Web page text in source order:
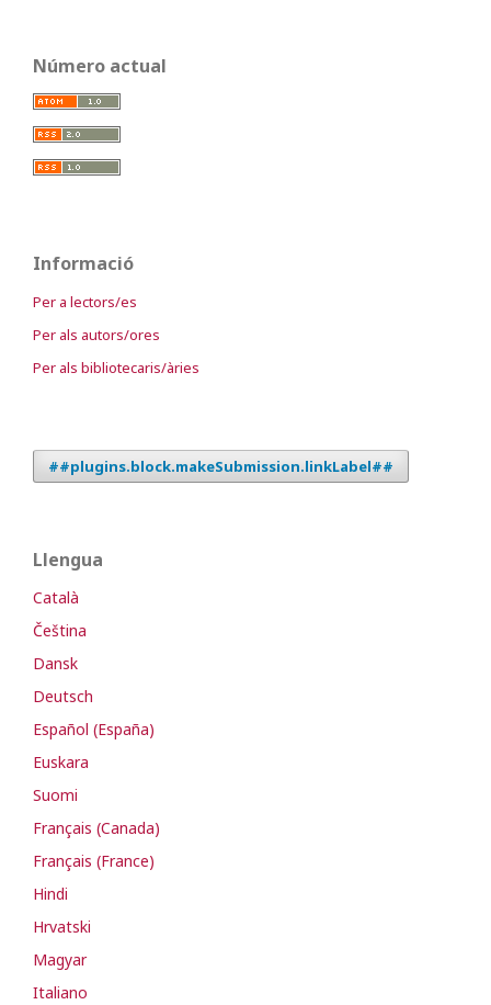
Número actual
Informació
Per a lectors/es
Per als autors/ores
Per als bibliotecaris/àries
##plugins.block.makeSubmission.linkLabel##
Llengua
Català
Čeština
Dansk
Deutsch
Español (España)
Euskara
Suomi
Français (Canada)
Français (France)
Hindi
Hrvatski
Magyar
Italiano